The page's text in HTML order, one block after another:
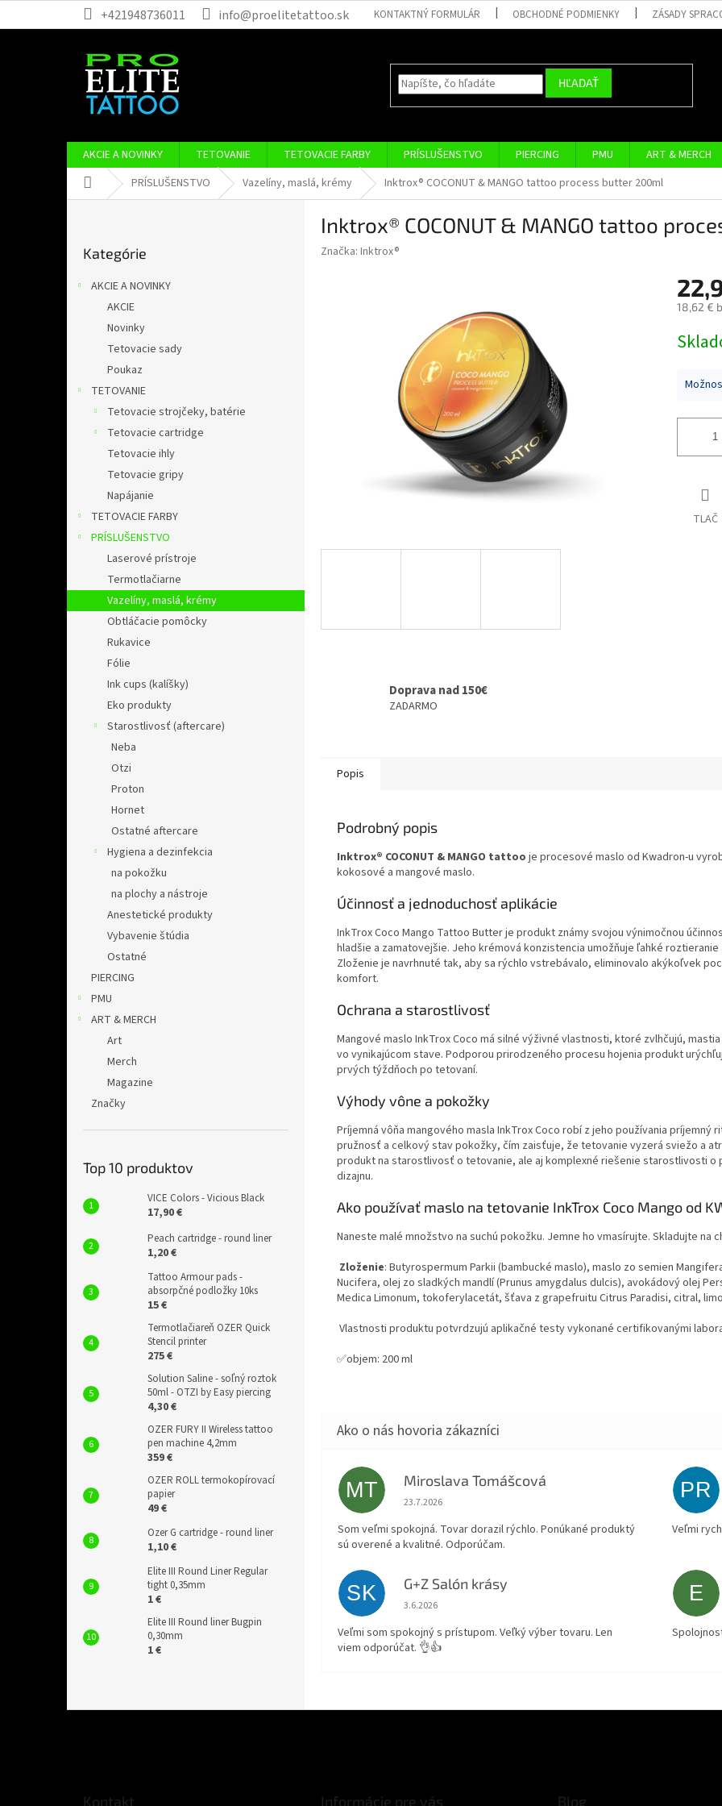
+421948736011 info@proelitetattoo.sk KONTAKTNÝ FORMULÁR OBCHODNÉ PODMIENKY ZÁSADY
HĽADAŤ
AKCIE A NOVINKY TETOVANIE TETOVACIE FARBY PRÍSLUŠENSTVO PIERCING PMU ART & MERCH
DomovPRÍSLUŠENSTVO Vazelíny, maslá, krémy Inktrox® COCONUT & MANGO tattoo process butter 200ml
kategórie
Kategórie
AKCIE A NOVINKY
AKCIE
Novinky
Tetovacie sady
Poukaz
TETOVANIE
Tetovacie strojčeky, batérie
Tetovacie cartridge
Tetovacie ihly
Tetovacie gripy
Napájanie
TETOVACIE FARBY
PRÍSLUŠENSTVO
Laserové prístroje
Termotlačiarne
Vazelíny, maslá, krémy
Obtláčacie pomôcky
Rukavice
Fólie
Ink cups (kalíšky)
Eko produkty
Starostlivosť (aftercare)
Neba
Otzi
Proton
Hornet
Ostatné aftercare
Hygiena a dezinfekcia
na pokožku
na plochy a nástroje
Anestetické produkty
Vybavenie štúdia
Ostatné
PIERCING
PMU
ART & MERCH
Art
Merch
Magazine
Značky
Top 10 produktov
VICE Colors - Vicious Black
17,90 €
Peach cartridge - round liner
1,20 €
Tattoo Armour pads -
absorpčné podložky 10ks
15 €
Termotlačiareň OZER Quick
Stencil printer
275 €
Solution Saline - soľný roztok
50ml - OTZI by Easy piercing
4,30 €
OZER FURY II Wireless tattoo
pen machine 4,2mm
359 €
OZER ROLL termokopírovací
papier
49 €
Ozer G cartridge - round liner
1,10 €
Elite III Round Liner Regular
tight 0,35mm
1 €
Elite III Round liner Bugpin
0,30mm
1 €
Inktrox® COCONUT & MANGO tattoo
Značka: Inktrox®
18,62 €
cena:
TLAČ
Doprava nad 150€
ZADARMO
Popis
Podrobný popis
Inktrox® COCONUT & MANGO tattoo je procesové maslo od Kwadron-u
kokosové a mangové maslo.
Účinnosť a jednoduchosť aplikácie
InkTrox Coco Mango Tattoo Butter je produkt známy svojou výnimočnou
hladšie a zamatovejšie. Jeho krémová konzistencia umožňuje ľahké
Zloženie je navrhnuté tak, aby sa rýchlo vstrebávalo, eliminovalo akýkoľvek
komfort.
Ochrana a starostlivosť
Mangové maslo InkTrox Coco má silné výživné vlastnosti, ktoré zvlhčujú,
vo vynikajúcom stave. Podporou prirodzeného procesu hojenia produkt
prvých týždňoch po tetovaní.
Výhody vône a pokožky
Príjemná vôňa mangového masla InkTrox Coco robí z jeho používania
pružnosť a celkový stav pokožky, čím zaisťuje, že tetovanie vyzerá sviežo a
produkt na starostlivosť o tetovanie, ale aj komplexné riešenie starostlivosti
dizajnu.
Ako používať maslo na tetovanie InkTrox Coco Mango od
Naneste malé množstvo na suchú pokožku. Jemne ho vmasírujte. Skladujte na
Zloženie: Butyrospermum Parkii (bambucké maslo), maslo zo semien
Nucifera, olej zo sladkých mandlí (Prunus amygdalus dulcis), avokádový olej
Medica Limonum, tokoferylacetát, šťava z grapefruitu Citrus Paradisi, citral,
Vlastnosti produktu potvrdzujú aplikačné testy vykonané certifikovanými
✅objem: 200 ml
MT Miroslava Tomášcová
Hodnotenie obchodu je 5 z 5 hviezdičiek.
23.7.2026
Som veľmi spokojná. Tovar dorazil rýchlo. Ponúkané produktý
sú overené a kvalitné. Odporúčam.
PR
Veľmi
SK G+Z Salón krásy
Hodnotenie obchodu je 5 z 5 hviezdičiek.
3.6.2026
Veľmi som spokojný s prístupom. Veľký výber tovaru. Len
viem odporúčat. 👌👍
E
Kontakt Informácie pre vás Blog